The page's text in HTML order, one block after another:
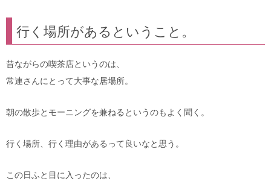
行く場所があるということ。
昔ながらの喫茶店というのは、
常連さんにとって大事な居場所。
朝の散歩とモーニングを兼ねるというのもよく聞く。
行く場所、行く理由があるって良いなと思う。
この日ふと目に入ったのは、